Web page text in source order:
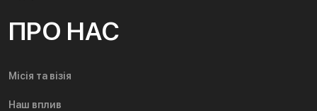
ПРО НАС
Місія та візія
Наш вплив